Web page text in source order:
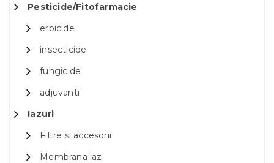
Pesticide/Fitofarmacie
erbicide
insecticide
fungicide
adjuvanti
Iazuri
Filtre si accesorii
Membrana iaz